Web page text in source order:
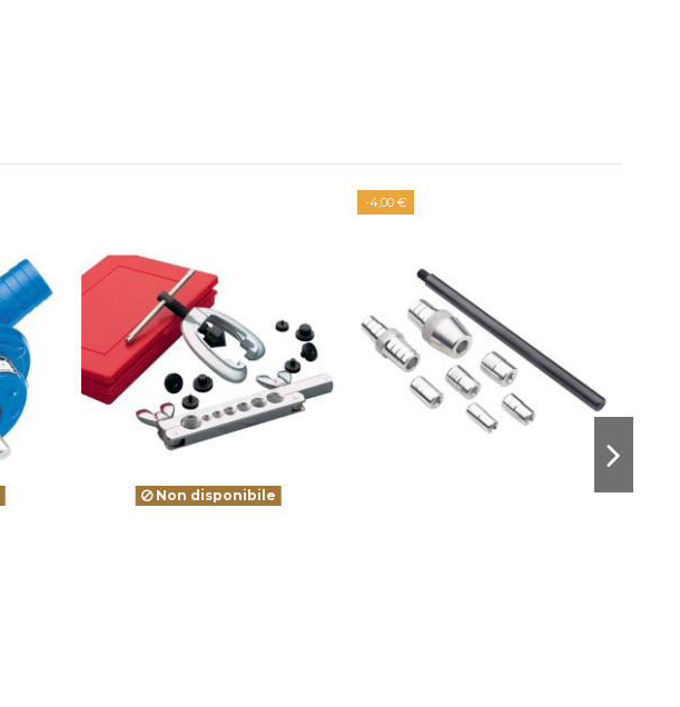
Non disponibile
-4,00 €